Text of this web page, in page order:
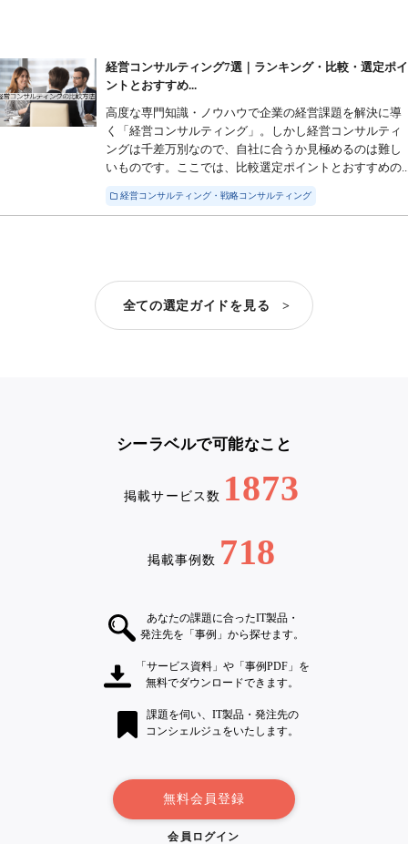
経営コンサルティング7選｜ランキング・比較・選定ポイ
ントとおすすめ...
高度な専門知識・ノウハウで企業の経営課題を解決に導
く「経営コンサルティング」。しかし経営コンサルティ
ングは千差万別なので、自社に合うか見極めるのは難し
いものです。ここでは、比較選定ポイントとおすすめの
経営コンサルティング・戦略コンサルティング
全ての選定ガイドを見る >
シーラベルで可能なこと
掲載サービス数 1873
掲載事例数 718
あなたの課題に合ったIT製品・
発注先を「事例」から探せます。
「サービス資料」や「事例PDF」を
無料でダウンロードできます。
課題を伺い、IT製品・発注先の
コンシェルジュをいたします。
無料会員登録
会員ログイン